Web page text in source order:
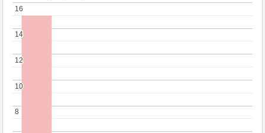
8
8
10
10
12
12
14
14
16
16